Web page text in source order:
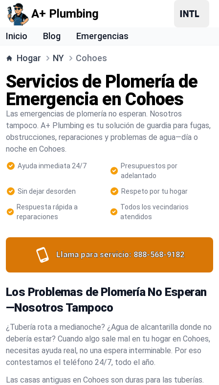
A+ Plumbing
Inicio Blog Emergencias
Hogar NY Cohoes
Servicios de Plomería de
Emergencia en Cohoes
Las emergencias de plomería no esperan. Nosotros
tampoco. A+ Plumbing es tu solución de guardia para fugas,
obstrucciones, reparaciones y problemas de agua—día o
noche en Cohoes.
Ayuda inmediata 24/7
Presupuestos por
adelantado
Sin dejar desorden
Respeto por tu hogar
Respuesta rápida a
reparaciones
Todos los vecindarios
atendidos
Llama para servicio: 888-568-9182
Los Problemas de Plomería No Esperan
—Nosotros Tampoco
¿Tubería rota a medianoche? ¿Agua de alcantarilla donde no
debería estar? Cuando algo sale mal en tu hogar en Cohoes,
necesitas ayuda real, no una espera interminable. Por eso
contestamos el teléfono 24/7, todo el año.
Las casas antiguas en Cohoes son duras para las tuberías.